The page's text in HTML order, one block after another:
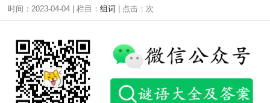
时间：2023-04-04 | 栏目： 组词 | 点击： 次